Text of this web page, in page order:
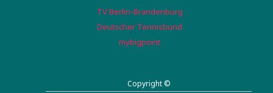
TV Berlin-Brandenburg
Deutscher Tennisbund
mybigpoint
Copyright ©